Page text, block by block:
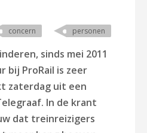
concern personen
sinds mei 2011
bij ProRail is zeer
zaterdag uit een
In de krant
dat treinreizigers